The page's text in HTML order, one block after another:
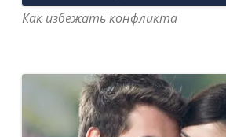
Как избежать конфликта